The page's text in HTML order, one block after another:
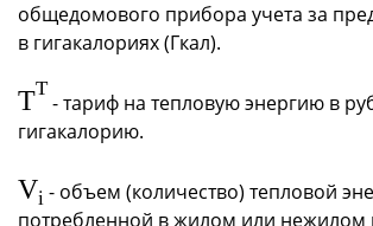
общедомового прибора учета за
в гигакалориях (Гкал).
TT
- тариф на тепловую энергию в
гигакалорию.
Vi - объем (количество) тепловой
потребленной в жилом или